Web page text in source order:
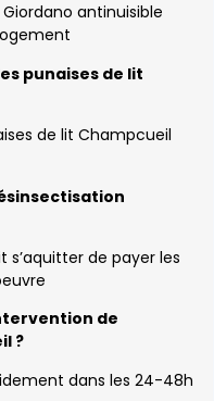
antinuisible
punaises de lit
de lit Champcueil
s’aquitter de payer les
de
?
dans les 24-48h